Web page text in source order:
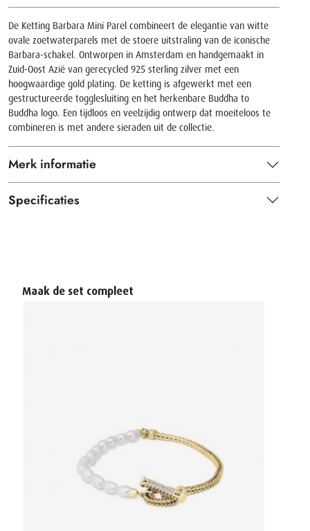
De Ketting Barbara Mini Parel combineert de elegantie van witte
ovale zoetwaterparels met de stoere uitstraling van de iconische
Barbara-schakel. Ontworpen in Amsterdam en handgemaakt in
Zuid-Oost Azië van gerecycled 925 sterling zilver met een
hoogwaardige gold plating. De ketting is afgewerkt met een
gestructureerde togglesluiting en het herkenbare Buddha to
Buddha logo. Een tijdloos en veelzijdig ontwerp dat moeiteloos te
combineren is met andere sieraden uit de collectie.
Merk informatie
Specificaties
Productgalerij overslaan
Maak de set compleet